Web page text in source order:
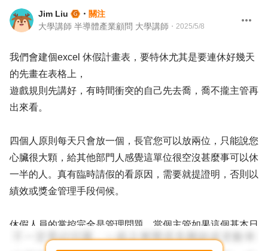
Jim Liu ・ 關注
大學講師 半導體產業顧問 大學講師 ・ 2025/5/8
我們會建個excel 休假計畫表，要特休尤其是要連休好幾天
的先畫在表格上，
遊戲規則先講好，有時間衝突的自己先去喬，喬不攏主管再
出來看。
四個人原則每天只會放一個，長官您可以放兩位，只能說您
心臟很大顆，給其他部門人感覺這單位很空沒甚麼事可以休
一半的人。真有臨時請假的看原因，需要就提證明，否則以
績效或獎金管理手段伺候。
休假人員的掌控完全是管理問題，當個主管如果這個基本日
常管理都沒管控好，會被質疑管理能力有問題，如果發生誤